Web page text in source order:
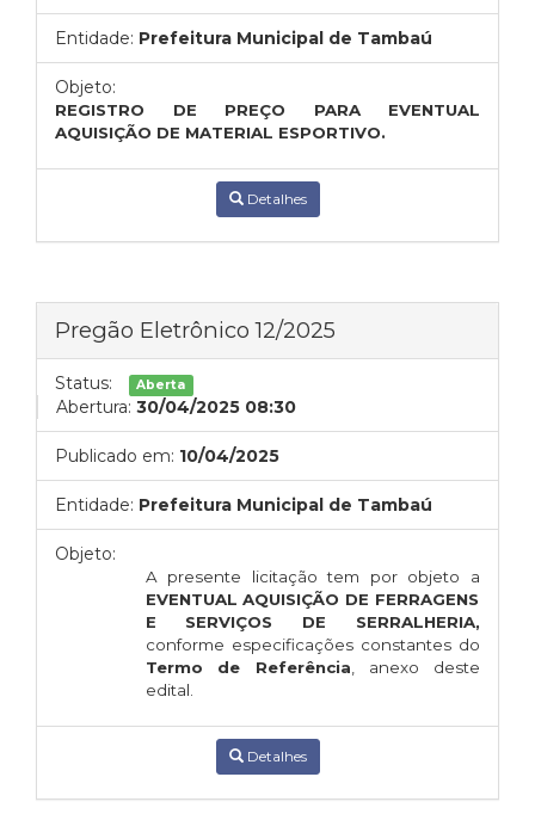
Entidade: Prefeitura Municipal de Tambaú
Objeto:
REGISTRO DE PREÇO PARA EVENTUAL
AQUISIÇÃO DE MATERIAL ESPORTIVO.
Detalhes
Pregão Eletrônico 12/2025
Status: Aberta
Abertura: 30/04/2025 08:30
Publicado em: 10/04/2025
Entidade: Prefeitura Municipal de Tambaú
Objeto:
A presente licitação tem por objeto a
EVENTUAL AQUISIÇÃO DE FERRAGENS
E SERVIÇOS DE SERRALHERIA,
conforme especificações constantes do
Termo de Referência , anexo deste
edital.
Detalhes